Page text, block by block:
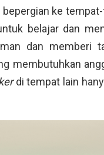
ke
belajar dan
dan memberi
membutuhkan
di tempat lain